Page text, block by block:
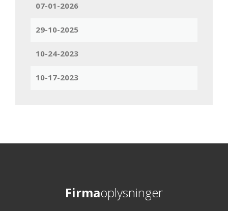
07-01-2026
29-10-2025
10-24-2023
10-17-2023
Firmaoplysninger